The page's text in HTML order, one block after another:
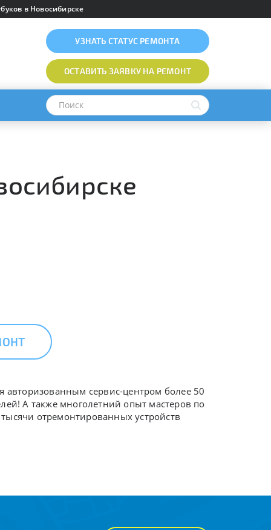
в Новосибирске
УЗНАТЬ СТАТУС РЕМОНТА
ОСТАВИТЬ ЗАЯВКУНА РЕМОНТ
сервис-центром более 50
А также многолетний опыт мастеров по
отремонтированных устройств